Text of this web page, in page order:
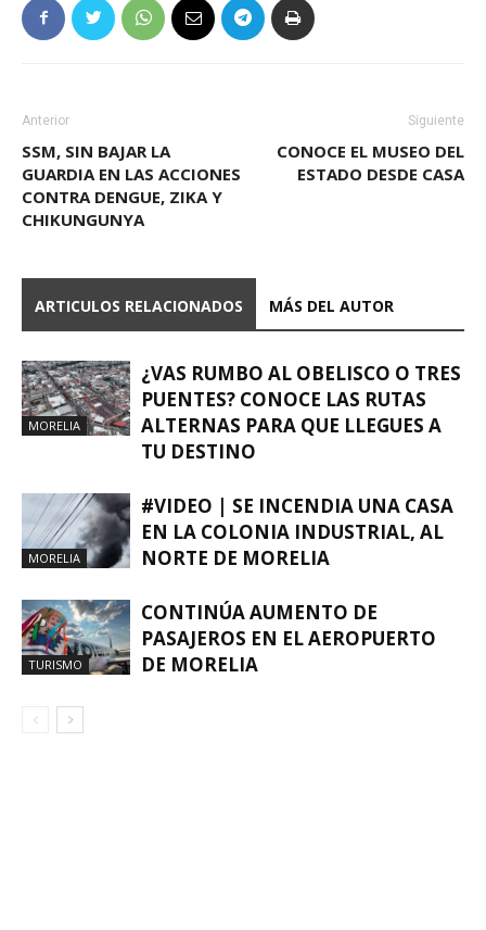
Anterior
SSM, SIN BAJAR LA
GUARDIA EN LAS ACCIONES
CONTRA DENGUE, ZIKA Y
CHIKUNGUNYA
Siguiente
CONOCE EL MUSEO DEL
ESTADO DESDE CASA
ARTICULOS RELACIONADOS MÁS DEL AUTOR
MORELIA
¿VAS RUMBO AL OBELISCO O TRES
PUENTES? CONOCE LAS RUTAS
ALTERNAS PARA QUE LLEGUES A
TU DESTINO
MORELIA
#VIDEO | SE INCENDIA UNA CASA
EN LA COLONIA INDUSTRIAL, AL
NORTE DE MORELIA
TURISMO
CONTINÚA AUMENTO DE
PASAJEROS EN EL AEROPUERTO
DE MORELIA